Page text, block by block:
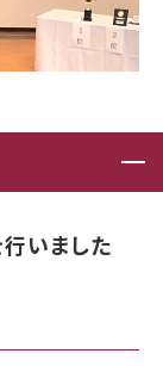
いました